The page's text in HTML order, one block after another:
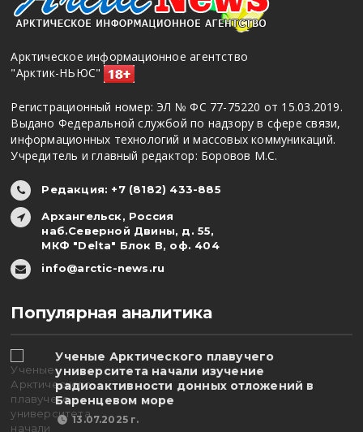
Арктическое информационное агентство
"Арктик-НЬЮС"
Регистрационный номер: ЭЛ № ФС 77-75220 от 15.03.2019.
Выдано Федеральной службой по надзору в сфере связи,
информационных технологий и массовых коммуникаций.
Учредитель и главный редактор: Боровов М.С.
Редакция: +7 (8182) 433-885
Архангельск, Россия
наб.Северной Двины, д. 55,
МКФ "Delta" Блок В, оф. 404
info@arctic-news.ru
Популярная аналитика
Ученые Арктического плавучего
университета начали изучение
радиоактивности донных отложений в
Баренцевом море
13.07.2025 г.